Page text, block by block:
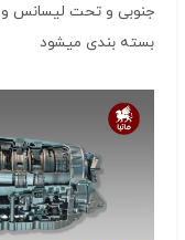
جنوبی و تحت لیسانس و
بسته بندی میشود